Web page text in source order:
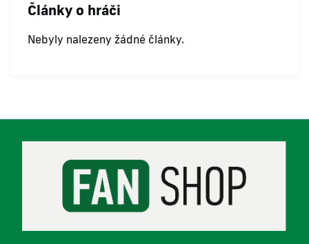
Články o hráči
Nebyly nalezeny žádné články.